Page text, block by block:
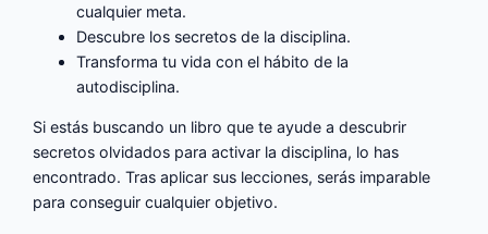
cualquier meta.
Descubre los secretos de la disciplina.
Transforma tu vida con el hábito de la
autodisciplina.
Si estás buscando un libro que te ayude a descubrir
secretos olvidados para activar la disciplina, lo has
encontrado. Tras aplicar sus lecciones, serás imparable
para conseguir cualquier objetivo.